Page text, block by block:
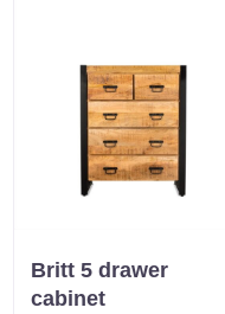
Britt 5 drawer
cabinet